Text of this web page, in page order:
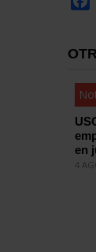
en
4